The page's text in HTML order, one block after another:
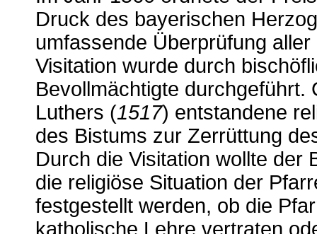
Druck des bayerischen
umfassende Überprüfung
Visitation wurde durch
Bevollmächtigte
Luthers (1517) entstandene
des Bistums zur Zerrüttung
Durch die Visitation wollte der
die religiöse Situation der
festgestellt werden, ob die
katholische Lehre vertraten